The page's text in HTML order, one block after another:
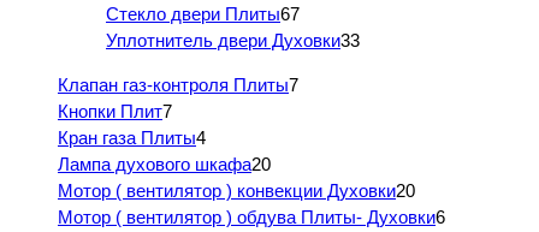
Стекло двери Плиты67
Уплотнитель двери Духовки33
Клапан газ-контроля Плиты7
Кнопки Плит7
Кран газа Плиты4
Лампа духового шкафа20
Мотор ( вентилятор ) конвекции Духовки20
Мотор ( вентилятор ) обдува Плиты- Духовки6